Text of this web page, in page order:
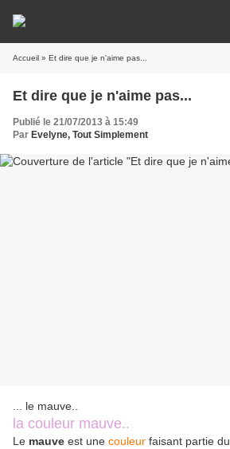
Accueil » Et dire que je n'aime pas...
Et dire que je n'aime pas...
Publié le 21/07/2013 à 15:49
Par Evelyne, Tout Simplement
... le mauve..
la couleur mauve..
Le mauve est une couleur faisant partie du